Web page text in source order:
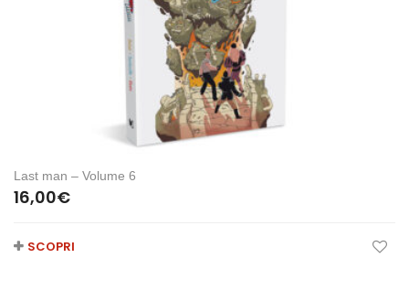
Last man – Volume 6
16,00€
SCOPRI